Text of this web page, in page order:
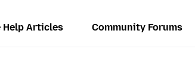
Help Articles Community Forums